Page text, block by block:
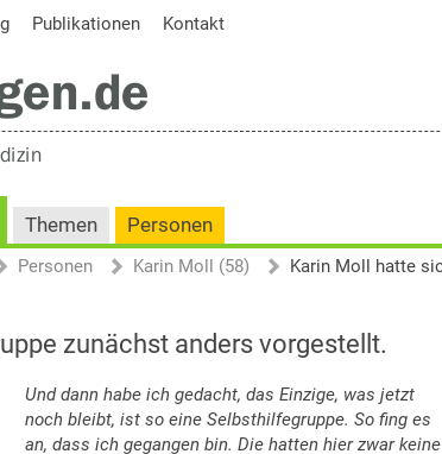
Publikationen Kontakt
Themen Personen
Personen Karin Moll (58)
zunächst anders vorgestellt.
Und dann habe ich gedacht, das Einzige, was jetzt
noch bleibt, ist so eine Selbsthilfegruppe. So fing es
an, dass ich gegangen bin. Die hatten hier zwar keine